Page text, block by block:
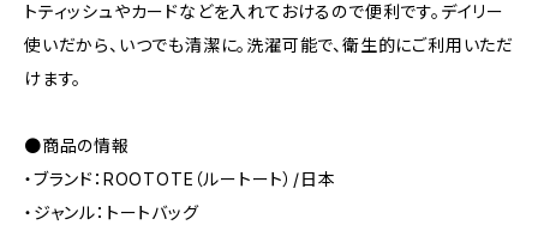
トティッシュやカードなどを入れておけるので便利です。デイリー
使いだから、いつでも清潔に。洗濯可能で、衛生的にご利用いただ
けます。
●商品の情報
・ブランド：ROOTOTE（ルートート）/日本
・ジャンル：トートバッグ